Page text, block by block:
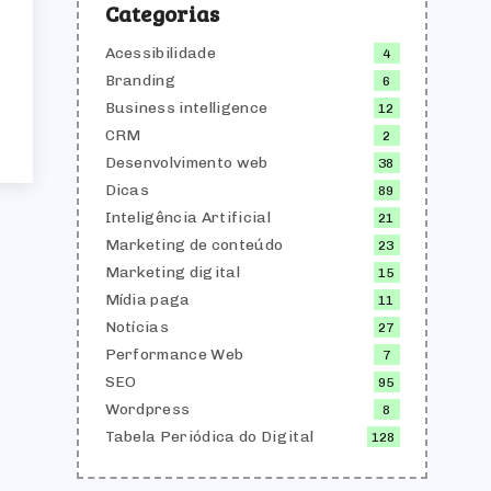
Categorias
Acessibilidade 4
Branding 6
Business intelligence 12
CRM 2
Desenvolvimento web 38
Dicas 89
Inteligência Artificial 21
Marketing de conteúdo 23
Marketing digital 15
Mídia paga 11
Notícias 27
Performance Web 7
SEO 95
Wordpress 8
Tabela Periódica do Digital 128